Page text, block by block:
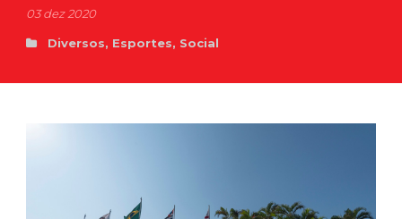
03 dez 2020
Diversos, Esportes, Social